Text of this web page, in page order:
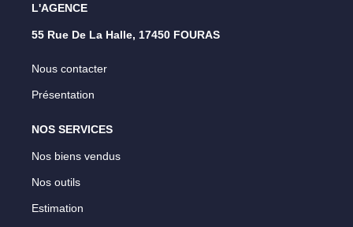
L'AGENCE
55 Rue De La Halle, 17450 FOURAS
Nous contacter
Présentation
NOS SERVICES
Nos biens vendus
Nos outils
Estimation